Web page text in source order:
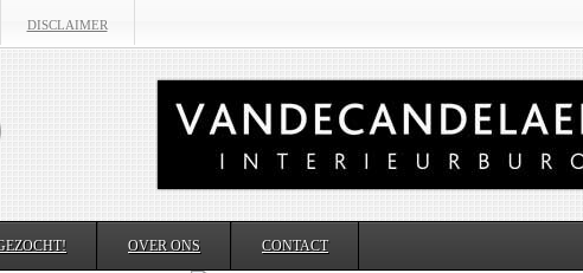
DISCLAIMER
OVER ONS CONTACT